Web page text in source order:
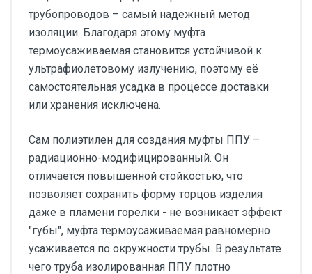
трубопроводов – самый надежный метод
изоляции. Благодаря этому муфта
термоусаживаемая становится устойчивой к
ультрафиолетовому излучению, поэтому её
самостоятельная усадка в процессе доставки
или хранения исключена.
Сам полиэтилен для создания муфты ППУ –
радиационно-модифицированный. Он
отличается повышенной стойкостью, что
позволяет сохранить форму торцов изделия
даже в пламени горелки - не возникает эффект
"губы", муфта термоусаживаемая равномерно
усаживается по окружности трубы. В результате
чего труба изолированная ППУ плотно